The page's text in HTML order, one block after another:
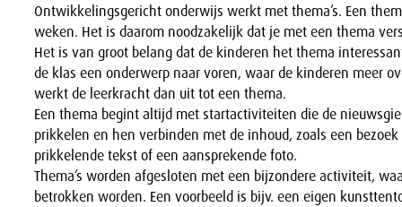
Ontwikkelingsgericht onderwijs werkt met thema’s. Een
weken. Het is daarom noodzakelijk dat je met een thema
Het is van groot belang dat de kinderen het thema
de klas een onderwerp naar voren, waar de kinderen meer
werkt de leerkracht dan uit tot een thema.
Een thema begint altijd met startactiviteiten die de
prikkelen en hen verbinden met de inhoud, zoals een
prikkelende tekst of een aansprekende foto.
Thema’s worden afgesloten met een bijzondere activiteit,
betrokken worden. Een voorbeeld is bijv. een eigen